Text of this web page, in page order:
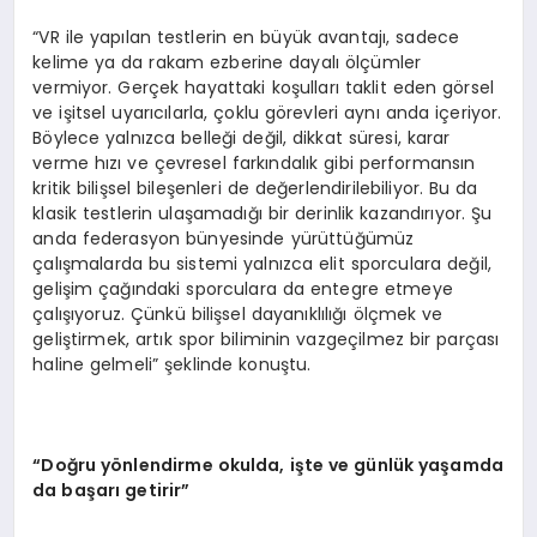
“VR ile yapılan testlerin en büyük avantajı, sadece
kelime ya da rakam ezberine dayalı ölçümler
vermiyor. Gerçek hayattaki koşulları taklit eden görsel
ve işitsel uyarıcılarla, çoklu görevleri aynı anda içeriyor.
Böylece yalnızca belleği değil, dikkat süresi, karar
verme hızı ve çevresel farkındalık gibi performansın
kritik bilişsel bileşenleri de değerlendirilebiliyor. Bu da
klasik testlerin ulaşamadığı bir derinlik kazandırıyor. Şu
anda federasyon bünyesinde yürüttüğümüz
çalışmalarda bu sistemi yalnızca elit sporculara değil,
gelişim çağındaki sporculara da entegre etmeye
çalışıyoruz. Çünkü bilişsel dayanıklılığı ölçmek ve
geliştirmek, artık spor biliminin vazgeçilmez bir parçası
haline gelmeli” şeklinde konuştu.
“Doğru yönlendirme okulda, işte ve günlük yaşamda
da başarı getirir”